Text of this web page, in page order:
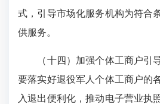
式，引导市场化服务机构为符合
供服务。
（十四）加强个体工商户引导
要落实好退役军人个体工商户的
入退出便利化，推动电子营业执